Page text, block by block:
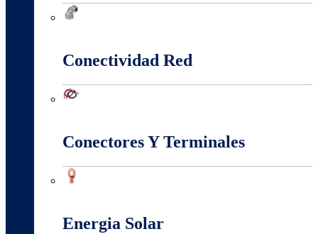
Conectividad Red
Conectores Y Terminales
Energia Solar